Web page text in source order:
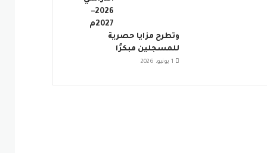
2026–
2027م
وتطرح مزايا حصرية
للمسجلين مبكرًا
1 يونيو، 2026